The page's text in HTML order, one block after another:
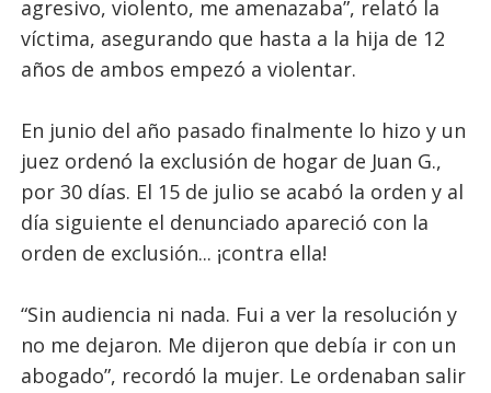
agresivo, violento, me amenazaba”, relató la
víctima, asegurando que hasta a la hija de 12
años de ambos empezó a violentar.
En junio del año pasado finalmente lo hizo y un
juez ordenó la exclusión de hogar de Juan G.,
por 30 días. El 15 de julio se acabó la orden y al
día siguiente el denunciado apareció con la
orden de exclusión... ¡contra ella!
“Sin audiencia ni nada. Fui a ver la resolución y
no me dejaron. Me dijeron que debía ir con un
abogado”, recordó la mujer. Le ordenaban salir